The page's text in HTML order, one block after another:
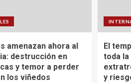
amenazan ahora al
destrucción en
y temor a perder
los viñedos
El
toda
y